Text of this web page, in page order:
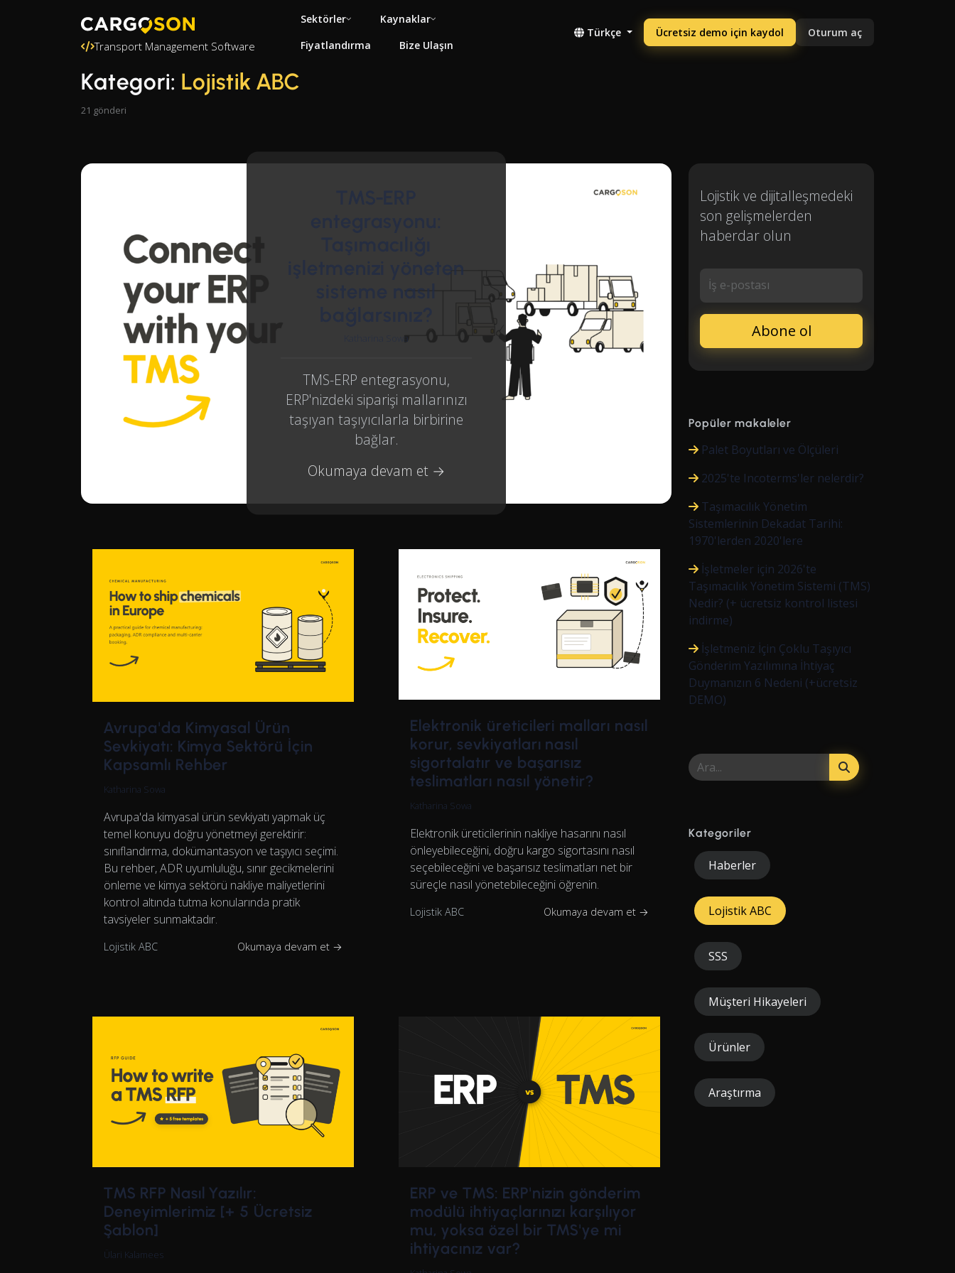
Transport Management Software
Sektörler
Kaynaklar
Fiyatlandırma
Bize Ulaşın
Türkçe Ücretsiz demo için kaydol Oturum aç
Kategori: Lojistik ABC
21 gönderi
işletmenizi yöneten
sisteme nasıl
Katharina Sowa
TMS-ERP entegrasyonu,
ERP'nizdeki siparişi mallarınızı
taşıyan taşıyıcılarla birbirine
bağlar.
Okumaya devam et →
Avrupa'da Kimyasal Ürün
Sevkiyatı: Kimya Sektörü İçin
Kapsamlı Rehber
Katharina Sowa
Avrupa'da kimyasal ürün sevkiyatı yapmak üç
temel konuyu doğru yönetmeyi gerektirir:
sınıflandırma, dokümantasyon ve taşıyıcı seçimi.
Bu rehber, ADR uyumluluğu, sınır gecikmelerini
önleme ve kimya sektörü nakliye maliyetlerini
kontrol altında tutma konularında pratik
tavsiyeler sunmaktadır.
Lojistik ABC Okumaya devam et →
Elektronik üreticileri malları nasıl
korur, sevkiyatları nasıl
sigortalatır ve başarısız
teslimatları nasıl yönetir?
Katharina Sowa
Elektronik üreticilerinin nakliye hasarını nasıl
önleyebileceğini, doğru kargo sigortasını nasıl
seçebileceğini ve başarısız teslimatları net bir
süreçle nasıl yönetebileceğini öğrenin.
Lojistik ABC Okumaya devam et →
TMS RFP Nasıl Yazılır:
Deneyimlerimiz [+ 5 Ücretsiz
Şablon]
Ülari Kalamees
ERP ve TMS: ERP'nizin gönderim
modülü ihtiyaçlarınızı karşılıyor
mu, yoksa özel bir TMS'ye mi
ihtiyacınız var?
Lojistik ve dijitalleşmedeki
son gelişmelerden
haberdar olun
İş e-postası
Popüler makaleler
Palet Boyutları ve Ölçüleri
2025'te Incoterms'ler nelerdir?
Taşımacılık Yönetim
Sistemlerinin Dekadat Tarihi:
1970'lerden 2020'lere
İşletmeler için 2026'te
Taşımacılık Yönetim Sistemi (TMS)
Nedir? (+ ücretsiz kontrol listesi
indirme)
İşletmeniz İçin Çoklu Taşıyıcı
Gönderim Yazılımına İhtiyaç
Duymanızın 6 Nedeni (+ücretsiz
DEMO)
Kategoriler
Haberler
Lojistik ABC
SSS
Müşteri Hikayeleri
Ürünler
Araştırma